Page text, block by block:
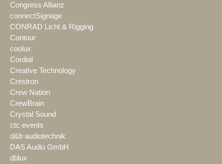
Congress Allianz
connectSignage
CONRAD Licht & Rigging
Contour
coolux
Cordial
Creative Technology
Crestron
Crew Nation
CrewBrain
Crystal Sound
ctc events
d&b audiotechnik
DAS Audio GmbH
dblux